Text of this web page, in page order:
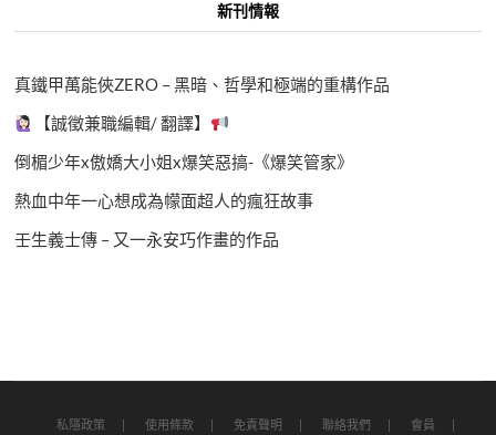
新刊情報
真鐵甲萬能俠ZERO – 黑暗、哲學和極端的重構作品
【誠徵兼職編輯/ 翻譯】
倒楣少年x傲嬌大小姐x爆笑惡搞-《爆笑管家》
熱血中年一心想成為幪面超人的瘋狂故事
壬生義士傳 – 又一永安巧作畫的作品
私隱政策 使用條款 免責聲明 聯絡我們 會員